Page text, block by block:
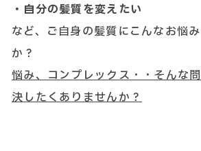
・自分の髪質を変えたい
など、ご自身の髪質にこんなお悩
か？
悩み、コンプレックス・・そんな
決したくありませんか？